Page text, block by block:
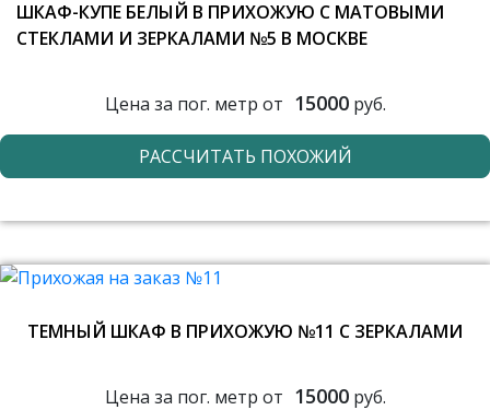
ШКАФ-КУПЕ БЕЛЫЙ В ПРИХОЖУЮ С МАТОВЫМИ
СТЕКЛАМИ И ЗЕРКАЛАМИ №5 В МОСКВЕ
Цена за пог. метр от 15000руб.
РАССЧИТАТЬ ПОХОЖИЙ
ТЕМНЫЙ ШКАФ В ПРИХОЖУЮ №11 С ЗЕРКАЛАМИ
Цена за пог. метр от 15000руб.